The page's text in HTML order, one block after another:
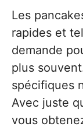
Les
rapides et
demande
plus
spécifiques
Avec juste
vous